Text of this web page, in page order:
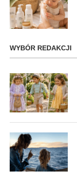
WYBÓR REDAKCJI